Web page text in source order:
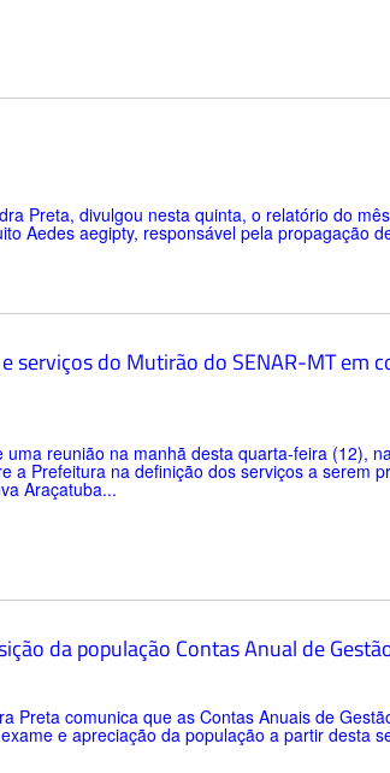
Preta, divulgou nesta quinta, o relatório do
Aedes aegipty, responsável pela propagação
serviços do Mutirão do SENAR-MT em
reunião na manhã desta quarta-feira (12),
a Prefeitura na definição dos serviços a serem
Araçatuba...
da população Contas Anual de
Preta comunica que as Contas Anuais de
e apreciação da população a partir desta